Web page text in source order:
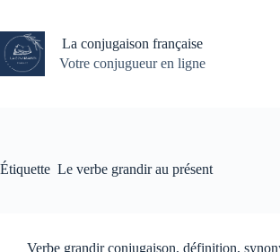
contenu
La conjugaison française
Votre conjugueur en ligne
Étiquette Le verbe grandir au présent
Verbe grandir conjugaison, définition,